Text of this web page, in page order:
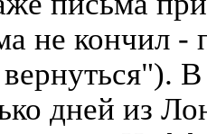
не кончил -
В
дней из